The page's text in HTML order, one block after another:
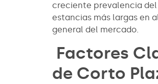
creciente prevalencia
estancias más largas en
general del mercado.
Factores
de Corto